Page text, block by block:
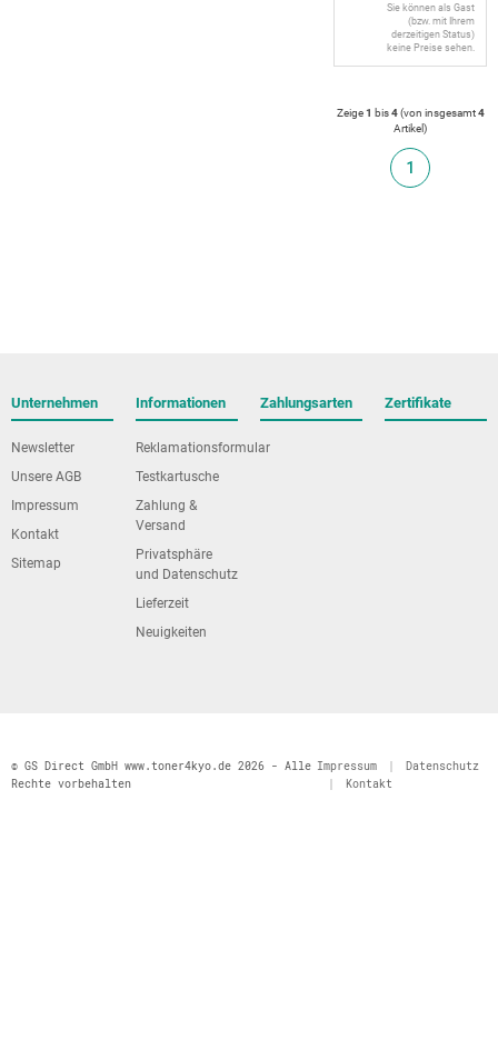
Sie können als Gast
(bzw. mit Ihrem
derzeitigen Status)
keine Preise sehen.
Zeige1 bis4(von insgesamt4
Artikel)
1
Unternehmen
Newsletter
Unsere AGB
Impressum
Kontakt
Sitemap
Informationen
Reklamationsformular
Testkartusche
Zahlung &
Versand
Privatsphäre
und Datenschutz
Lieferzeit
Neuigkeiten
Zahlungsarten Zertifikate
© GS Direct GmbH www.toner4kyo.de 2026 - Alle
Rechte vorbehalten
Impressum
Datenschutz
Kontakt